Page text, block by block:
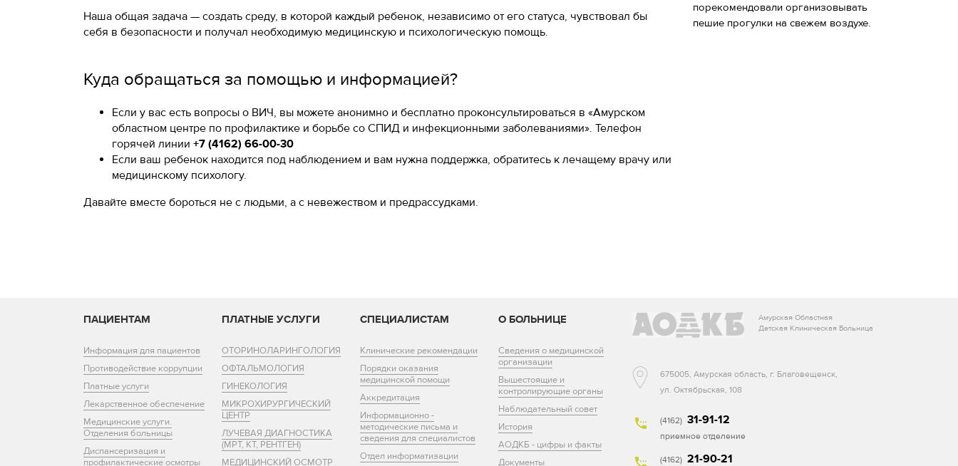
Наша общая задача — создать среду, в которой каждый ребенок, независимо от его статуса, чувствовал бы
себя в безопасности и получал необходимую медицинскую и психологическую помощь.
Куда обращаться за помощью и информацией?
Если у вас есть вопросы о ВИЧ, вы можете анонимно и бесплатно проконсультироваться в «Амурском
областном центре по профилактике и борьбе со СПИД и инфекционными заболеваниями». Телефон
горячей линии +7 (4162) 66-00-30
Если ваш ребенок находится под наблюдением и вам нужна поддержка, обратитесь к лечащему врачу или
медицинскому психологу.
Давайте вместе бороться не с людьми, а с невежеством и предрассудками.
порекомендовали организовывать
пешие прогулки на свежем воздухе.
ПАЦИЕНТАМ
Информация для пациентов
Противодействие коррупции
Платные услуги
Лекарственное обеспечение
Медицинские услуги.
Отделения больницы
Диспансеризация и
профилактические осмотры
ПЛАТНЫЕ УСЛУГИ
ОТОРИНОЛАРИНГОЛОГИЯ
ОФТАЛЬМОЛОГИЯ
ГИНЕКОЛОГИЯ
МИКРОХИРУРГИЧЕСКИЙ
ЦЕНТР
ЛУЧЕВАЯ ДИАГНОСТИКА
(МРТ, КТ, РЕНТГЕН)
МЕДИЦИНСКИЙ ОСМОТР
СПЕЦИАЛИСТАМ
Клинические рекомендации
Порядки оказания
медицинской помощи
Аккредитация
Информационно -
методические письма и
сведения для специалистов
Отдел информатизации
О БОЛЬНИЦЕ
Сведения о медицинской
организации
Вышестоящие и
контролирующие органы
Наблюдательный совет
История
АОДКБ - цифры и факты
Документы
Амурская Областная
Детская Клиническая Больница
675005, Амурская область, г. Благовещенск,
ул. Октябрьская, 108
(4162) 31-91-12
приемное отделение
(4162) 21-90-21